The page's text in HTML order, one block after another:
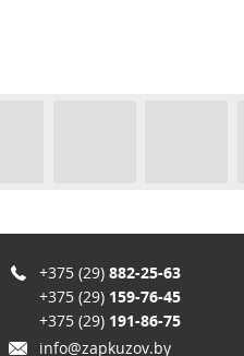
+375 (29) 882-25-63
+375 (29) 159-76-45
+375 (29) 191-86-75
info@zapkuzov.by